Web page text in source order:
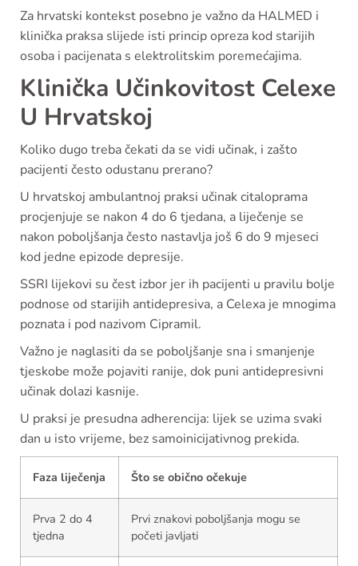
Za hrvatski kontekst posebno je važno da HALMED i
klinička praksa slijede isti princip opreza kod starijih
osoba i pacijenata s elektrolitskim poremećajima.
Klinička Učinkovitost Celexe
U Hrvatskoj
Koliko dugo treba čekati da se vidi učinak, i zašto
pacijenti često odustanu prerano?
U hrvatskoj ambulantnoj praksi učinak citaloprama
procjenjuje se nakon 4 do 6 tjedana, a liječenje se
nakon poboljšanja često nastavlja još 6 do 9 mjeseci
kod jedne epizode depresije.
SSRI lijekovi su čest izbor jer ih pacijenti u pravilu bolje
podnose od starijih antidepresiva, a Celexa je mnogima
poznata i pod nazivom Cipramil.
Važno je naglasiti da se poboljšanje sna i smanjenje
tjeskobe može pojaviti ranije, dok puni antidepresivni
učinak dolazi kasnije.
U praksi je presudna adherencija: lijek se uzima svaki
dan u isto vrijeme, bez samoinicijativnog prekida.
Faza liječenja Što se obično očekuje
Prva 2 do 4
tjedna
Prvi znakovi poboljšanja mogu se
početi javljati